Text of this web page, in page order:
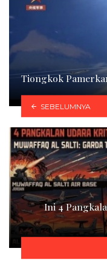
Tiongkok
SEBELUMNYA
Ini 4